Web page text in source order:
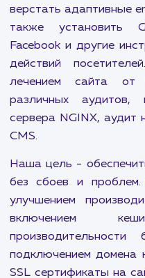
многое другое. Мы
фотографий из
пикселя Вконтакте
CRM. Для тех, кто
сервиса
каталога товаров
предоставляем
комментирования
виджета расчета
оплаты на сайте.
Наша команда